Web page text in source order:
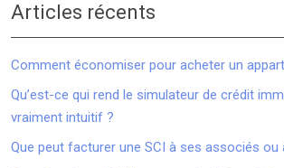
Articles récents
Comment économiser pour acheter un
Qu’est-ce qui rend le simulateur de crédit
vraiment intuitif ?
Que peut facturer une SCI à ses associés ou